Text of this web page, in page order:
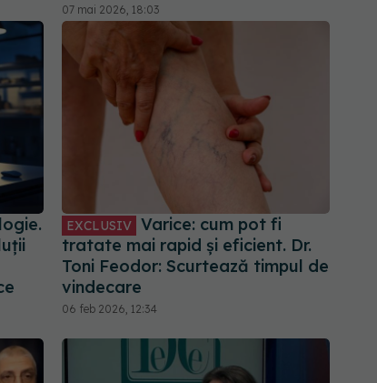
07 mai 2026, 18:03
EXCLUSIV Varice: cum pot fi
tratate mai rapid și eficient. Dr.
Toni Feodor: Scurtează timpul de
vindecare
06 feb 2026, 12:34